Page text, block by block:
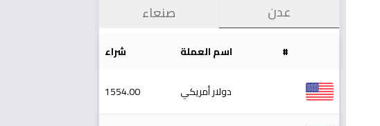
عدن صنعاء
# اسم العملة شراء
دولار أمريكي 1554.00